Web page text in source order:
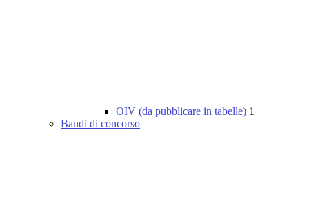
OIV (da pubblicare in tabelle) 1
Bandi di concorso